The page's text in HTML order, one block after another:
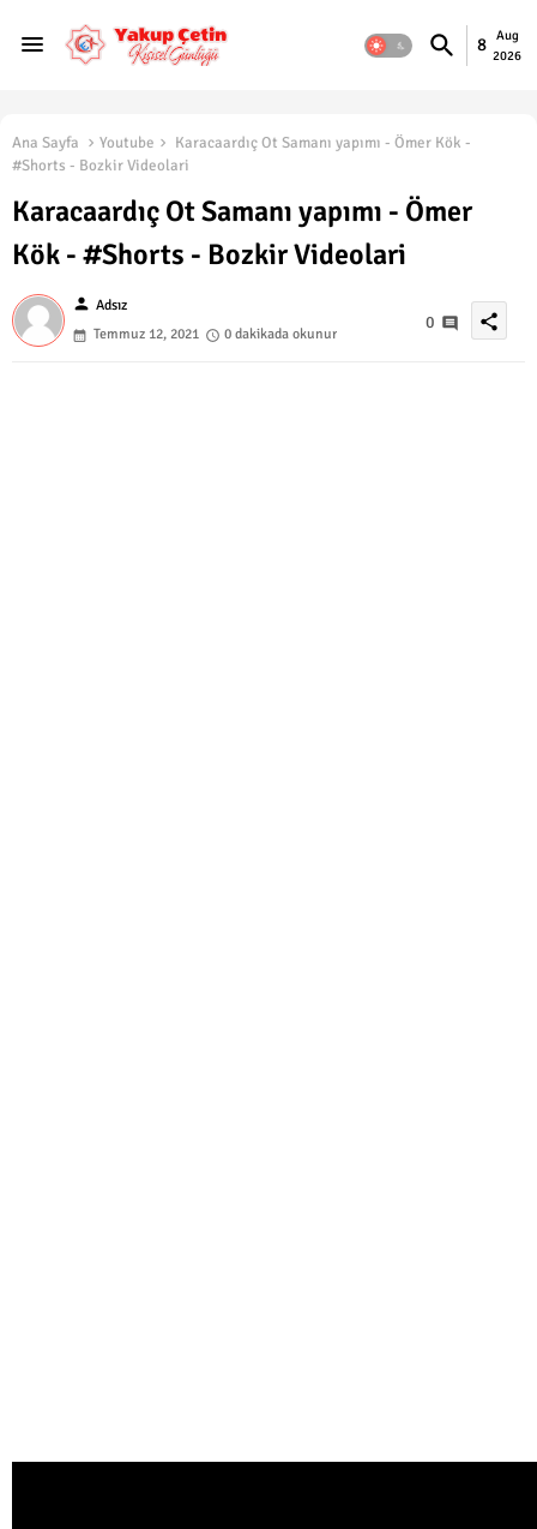
8
Aug
2026
Ana Sayfa Youtube
Karacaardıç Ot Samanı yapımı - Ömer Kök -
#Shorts - Bozkir Videolari
Karacaardıç Ot Samanı yapımı - Ömer
Kök - #Shorts - Bozkir Videolari
person Adsız
Temmuz 12, 2021
0 dakikada okunur
0 share